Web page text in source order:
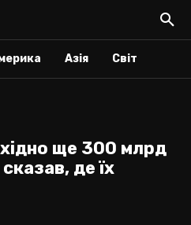
Азія Світ
ще 300 млрд
де їх